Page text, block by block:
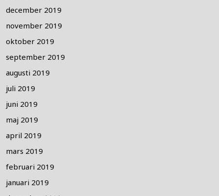
december 2019
november 2019
oktober 2019
september 2019
augusti 2019
juli 2019
juni 2019
maj 2019
april 2019
mars 2019
februari 2019
januari 2019